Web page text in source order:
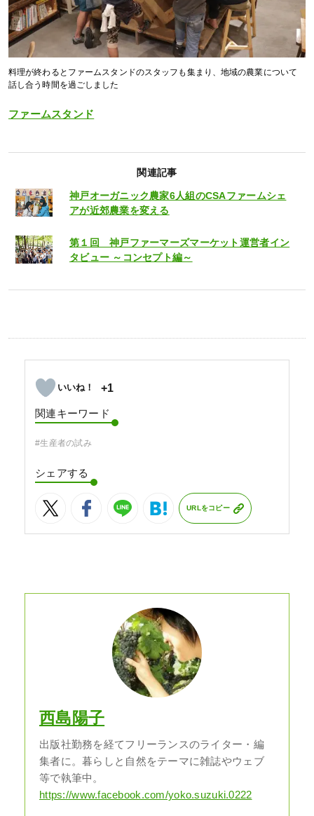
料理が終わるとファームスタンドのスタッフも集まり、地域の農業について
話し合う時間を過ごしました
ファームスタンド
関連記事
神戸オーガニック農家6人組のCSAファームシェ
アが近郊農業を変える
第１回 神戸ファーマーズマーケット運営者イン
タビュー ～コンセプト編～
+1
関連キーワード
#生産者の試み
シェアする
URLをコピー
西島陽子
出版社勤務を経てフリーランスのライター・編
集者に。暮らしと自然をテーマに雑誌やウェブ
等で執筆中。
https://www.facebook.com/yoko.suzuki.0222